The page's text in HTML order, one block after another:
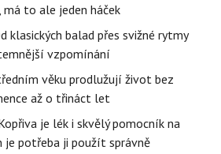
má to ale jeden háček
klasických balad přes svižné rytmy
vzpomínání
věku prodlužují život bez
až o třináct let
je lék i skvělý pomocník na
je potřeba ji použít správně